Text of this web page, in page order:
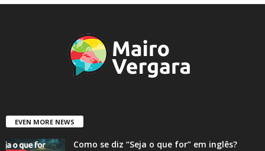
EVEN MORE NEWS
Como se diz “Seja o que for” em inglês?